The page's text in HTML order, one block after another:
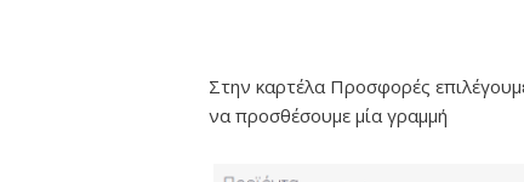
Στην καρτέλα Προσφορές
να προσθέσουμε μία γραμμή